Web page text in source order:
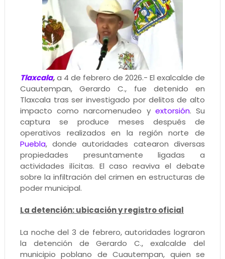
Tlaxcala,a 4 de febrero de 2026.- El exalcalde de
Cuautempan, Gerardo C., fue detenido en
Tlaxcala tras ser investigado por delitos de alto
impacto como narcomenudeo y extorsión. Su
captura se produce meses después de
operativos realizados en la región norte de
Puebla, donde autoridades catearon diversas
propiedades presuntamente ligadas a
actividades ilícitas. El caso reaviva el debate
sobre la infiltración del crimen en estructuras de
poder municipal.
La detención: ubicación y registro oficial
La noche del 3 de febrero, autoridades lograron
la detención de Gerardo C., exalcalde del
municipio poblano de Cuautempan, quien se